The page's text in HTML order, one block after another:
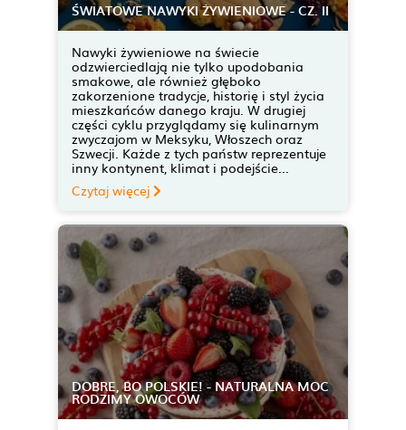
ŚWIATOWE NAWYKI ŻYWIENIOWE - CZ. II
Nawyki żywieniowe na świecie
odzwierciedlają nie tylko upodobania
smakowe, ale również głęboko
zakorzenione tradycje, historię i styl życia
mieszkańców danego kraju. W drugiej
części cyklu przyglądamy się kulinarnym
zwyczajom w Meksyku, Włoszech oraz
Szwecji. Każde z tych państw reprezentuje
inny kontynent, klimat i podejście...
Czytaj więcej
DOBRE, BO POLSKIE! - NATURALNA MOC
RODZIMY OWOCÓW